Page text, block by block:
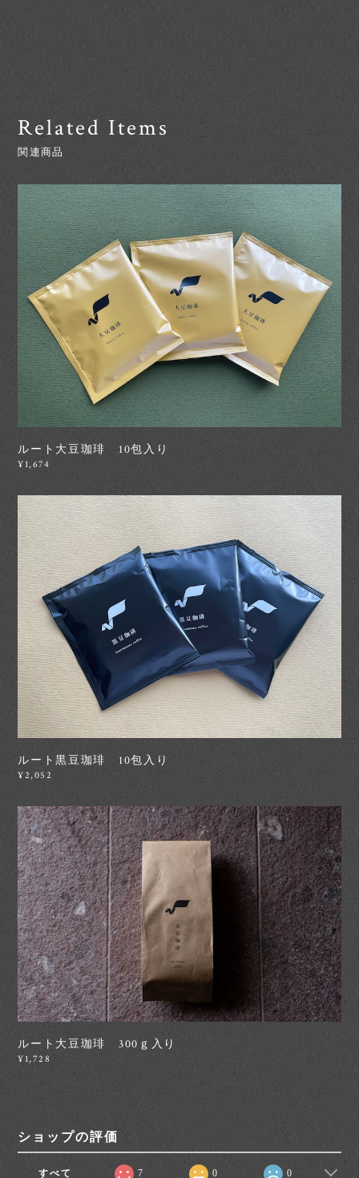
Related Items
関連商品
ルート大豆珈琲 10包入り
¥1,674
ルート黒豆珈琲 10包入り
¥2,052
ルート大豆珈琲 300ｇ入り
¥1,728
ショップの評価
すべて 7 0 0